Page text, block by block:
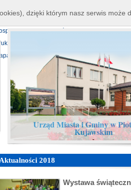
rojekty europejskie undusz Dróg
nieruchomościami Echo Piotrkowa
ruki do pobrania
serwisu
Urząd Miasta i Gminy w
Kujawskim
-
Aktualności 2018
Wystawa
dzięki którym nasz serwis może